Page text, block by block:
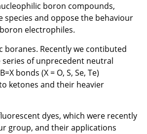
boron compounds,
species and oppose the behaviour
electrophiles.
boranes. Recently we contibuted
series of unprecedent neutral
bonds (X = O, S, Se, Te)
ketones and their heavier
dyes, which were recently
group, and their applications